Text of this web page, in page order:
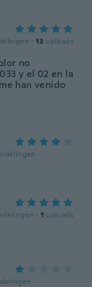
· 13 uploads
no
y el 02 en la
han venido
· 1 uploads